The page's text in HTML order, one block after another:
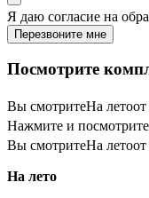
Я даю согласие на
Перезвоните мне
Посмотрите
Вы смотритеНа лето
Нажмите и посмотрите
Вы смотритеНа лето
На лето